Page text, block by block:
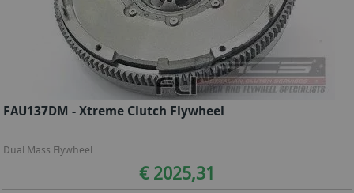
FAU137DM - Xtreme Clutch Flywheel
Dual Mass Flywheel
€ 2025,31